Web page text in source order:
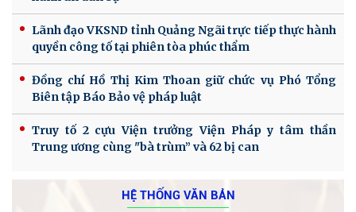
Lãnh đạo VKSND tỉnh Quảng Ngãi trực tiếp thực hành
quyền công tố tại phiên tòa phúc thẩm
Đồng chí Hồ Thị Kim Thoan giữ chức vụ Phó Tổng
Biên tập Báo Bảo vệ pháp luật
Truy tố 2 cựu Viện trưởng Viện Pháp y tâm thần
Trung ương cùng "bà trùm” và 62 bị can
HỆ THỐNG VĂN BẢN